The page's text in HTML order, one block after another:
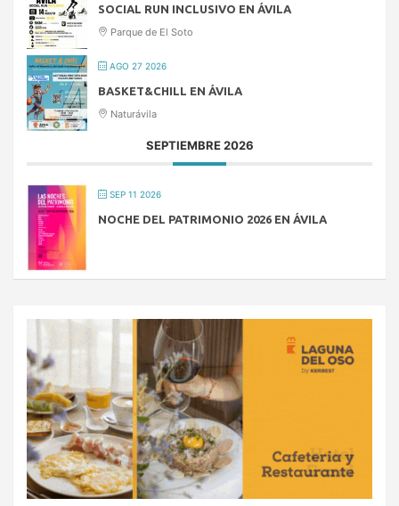
SOCIAL RUN INCLUSIVO EN ÁVILA
Parque de El Soto
AGO 27 2026
BASKET&CHILL EN ÁVILA
Naturávila
SEPTIEMBRE 2026
SEP 11 2026
NOCHE DEL PATRIMONIO 2026 EN ÁVILA